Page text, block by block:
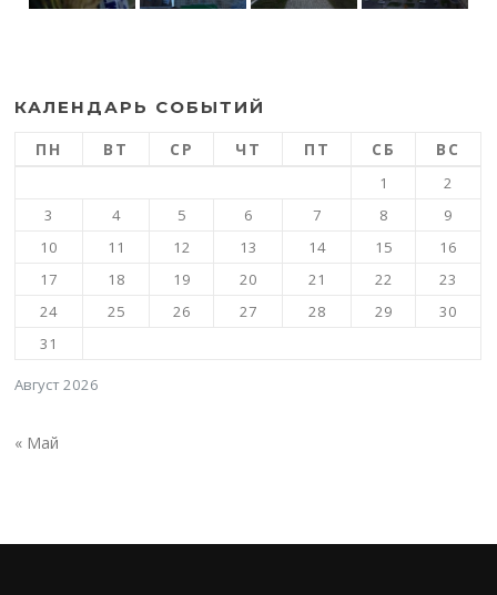
КАЛЕНДАРЬ СОБЫТИЙ
Август 2026
ПН ВТ СР ЧТ ПТ СБ ВС
1
2
3
4 5 6 7 8
9
10
11 12 13 14 15
16
17
18 19 20 21 22
23
24
25 26 27 28 29
30
31
« Май